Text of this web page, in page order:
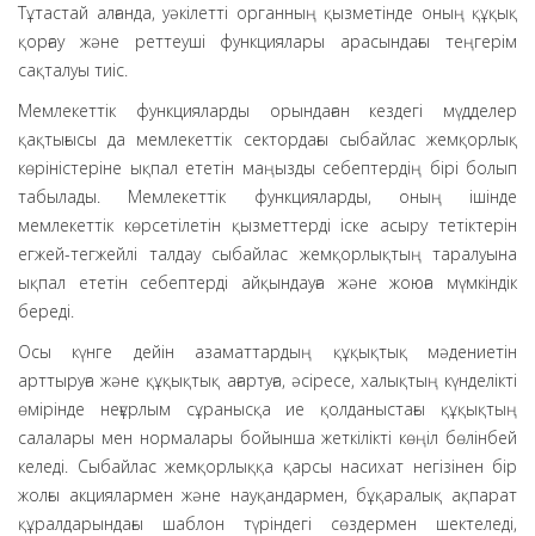
Тұтастай алғанда, уәкілетті органның қызметінде оның құқық
қорғау және реттеуші функциялары арасындағы теңгерім
сақталуы тиіс.
Мемлекеттік функцияларды орындаған кездегі мүдделер
қақтығысы да мемлекеттік сектордағы сыбайлас жемқорлық
көріністеріне ықпал ететін маңызды себептердің бірі болып
табылады. Мемлекеттік функцияларды, оның ішінде
мемлекеттік көрсетілетін қызметтерді іске асыру тетіктерін
егжей-тегжейлі талдау сыбайлас жемқорлықтың таралуына
ықпал ететін себептерді айқындауға және жоюға мүмкіндік
береді.
Осы күнге дейін азаматтардың құқықтық мәдениетін
арттыруға және құқықтық ағартуға, әсіресе, халықтың күнделікті
өмірінде неғұрлым сұранысқа ие қолданыстағы құқықтың
салалары мен нормалары бойынша жеткілікті көңіл бөлінбей
келеді. Сыбайлас жемқорлыққа қарсы насихат негізінен бір
жолғы акциялармен және науқандармен, бұқаралық ақпарат
құралдарындағы шаблон түріндегі сөздермен шектеледі,